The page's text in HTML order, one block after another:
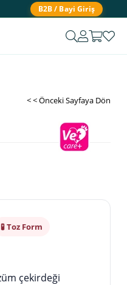
B2B / Bayi Giriş
< < Önceki Sayfaya Dön
🧪 Toz Form
çekirdeği